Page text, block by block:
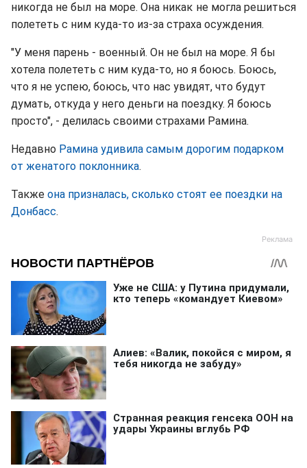
никогда не был на море. Она никак не могла решиться
полететь с ним куда-то из-за страха осуждения.
"У меня парень - военный. Он не был на море. Я бы
хотела полететь с ним куда-то, но я боюсь. Боюсь,
что я не успею, боюсь, что нас увидят, что будут
думать, откуда у него деньги на поездку. Я боюсь
просто", - делилась своими страхами Рамина.
Недавно Рамина удивила самым дорогим подарком
от женатого поклонника.
Также она призналась, сколько стоят ее поездки на
Донбасс.